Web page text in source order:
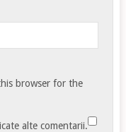
browser for the
alte comentarii.